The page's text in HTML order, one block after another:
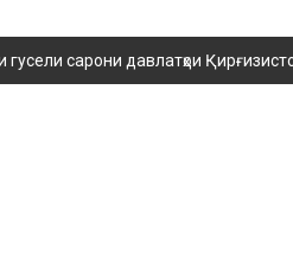
сарони давлатҳои